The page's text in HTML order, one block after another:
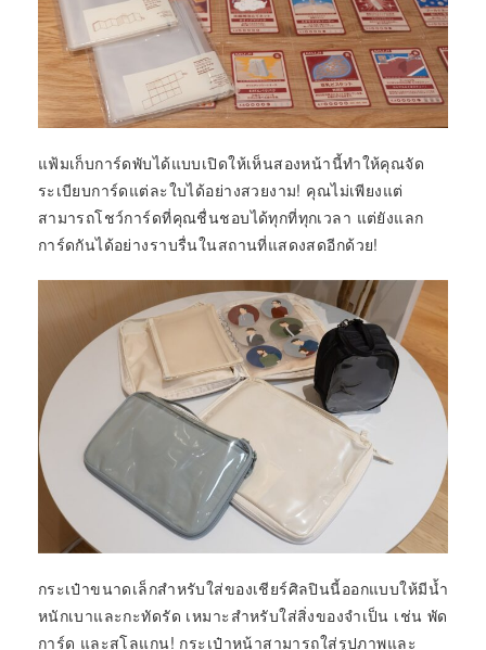
แฟ้มเก็บการ์ดพับได้แบบเปิดให้เห็นสองหน้านี้ทำให้คุณจัด
ระเบียบการ์ดแต่ละใบได้อย่างสวยงาม! คุณไม่เพียงแต่
สามารถโชว์การ์ดที่คุณชื่นชอบได้ทุกที่ทุกเวลา แต่ยังแลก
การ์ดกันได้อย่างราบรื่นในสถานที่แสดงสดอีกด้วย!
กระเป๋าขนาดเล็กสำหรับใส่ของเชียร์ศิลปินนี้ออกแบบให้มีน้ำ
หนักเบาและกะทัดรัด เหมาะสำหรับใส่สิ่งของจำเป็น เช่น พัด
การ์ด และสโลแกน! กระเป๋าหน้าสามารถใส่รูปภาพและ